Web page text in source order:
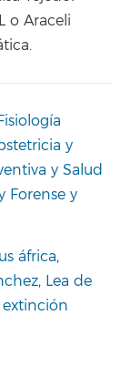
o Araceli
y
y Salud
Forense y
áfrica,
, Lea de
extinción